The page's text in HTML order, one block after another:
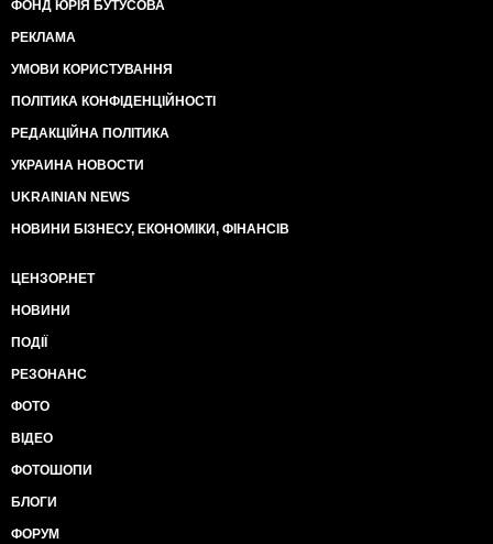
ФОНД ЮРІЯ БУТУСОВА
РЕКЛАМА
УМОВИ КОРИСТУВАННЯ
ПОЛІТИКА КОНФІДЕНЦІЙНОСТІ
РЕДАКЦІЙНА ПОЛІТИКА
УКРАИНА НОВОСТИ
UKRAINIAN NEWS
НОВИНИ БІЗНЕСУ, ЕКОНОМІКИ, ФІНАНСІВ
ЦЕНЗОР.НЕТ
НОВИНИ
ПОДІЇ
РЕЗОНАНС
ФОТО
ВІДЕО
ФОТОШОПИ
БЛОГИ
ФОРУМ